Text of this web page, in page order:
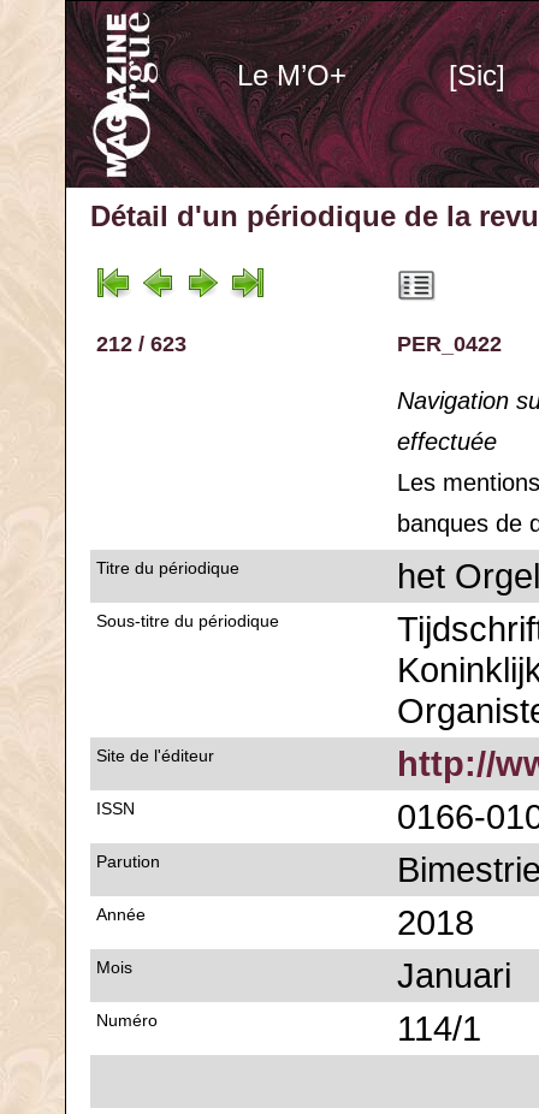
Le M’O+ [Sic]
Détail d'un périodique de la
212 / 623 PER_0422
Navigation
effectuée
Les
banques de
Titre du périodique het Orgel
Sous-titre du périodique
Site de l'éditeur http://
ISSN 0166-
Parution
Année 2018
Mois Januari
Numéro 114/1